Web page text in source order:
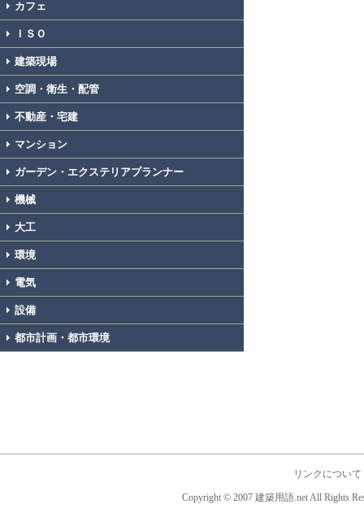
カフェ
ＩＳＯ
建築現場
空調・衛生・配管
不動産・宅建
マンション
ガーデン・エクステリアプランナー
機械
大工
環境
電気
設備
都市計画・都市環境
リンクについて
Copyright © 2007 建築用語.net All Rights